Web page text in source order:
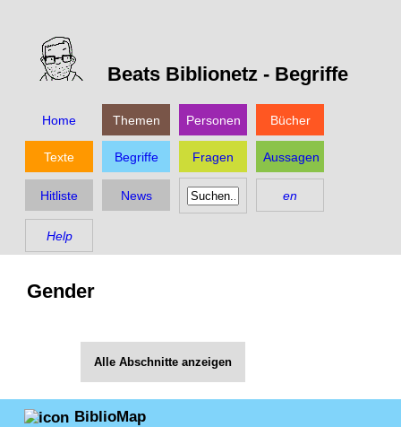
Beats Biblionetz - Begriffe
Home Themen Personen Bücher
Texte Begriffe Fragen Aussagen
Hitliste News en
Help
Gender
Alle Abschnitte anzeigen
BiblioMap